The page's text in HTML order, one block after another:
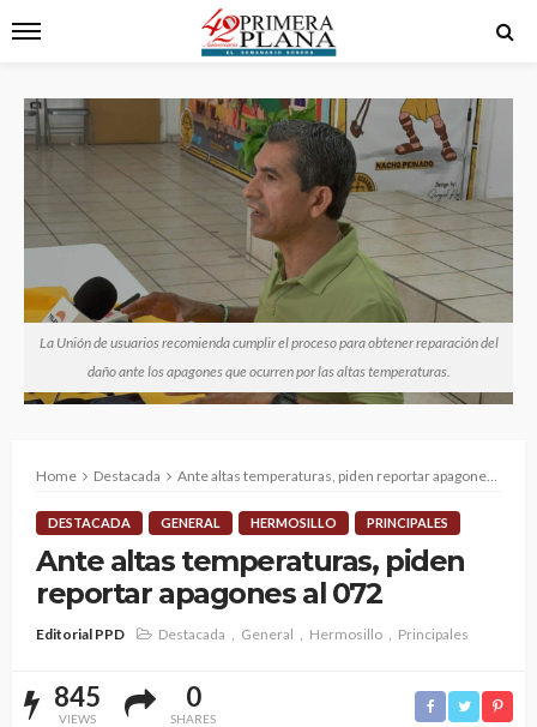
La Unión de usuarios recomienda cumplir el proceso para obtener reparación del
daño ante los apagones que ocurren por las altas temperaturas.
Home Destacada Ante altas temperaturas, piden reportar apagones al 072
DESTACADA GENERAL HERMOSILLO PRINCIPALES
Ante altas temperaturas, piden
reportar apagones al 072
Editorial PPD Destacada General Hermosillo Principales
845
VIEWS
0
SHARES